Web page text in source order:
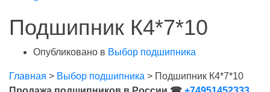
Подшипник К4*7*10
Опубликовано в Выбор подшипника
Главная > Выбор подшипника > Подшипник К4*7*10